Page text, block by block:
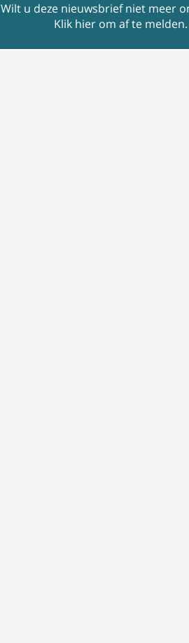
Wilt u deze nieuwsbrief niet meer
Klik hier om af te melden.